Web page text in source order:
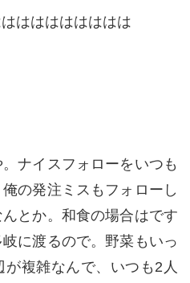
はははははははは
ナイスフォローをいつも
の発注ミスもフォローし
とか。和食の場合はです
に渡るので。野菜もいっ
複雑なんで、いつも2人